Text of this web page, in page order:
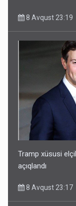
8 Avqust 23:19
Tramp xüsusi
açıqlandı
8 Avqust 23:17